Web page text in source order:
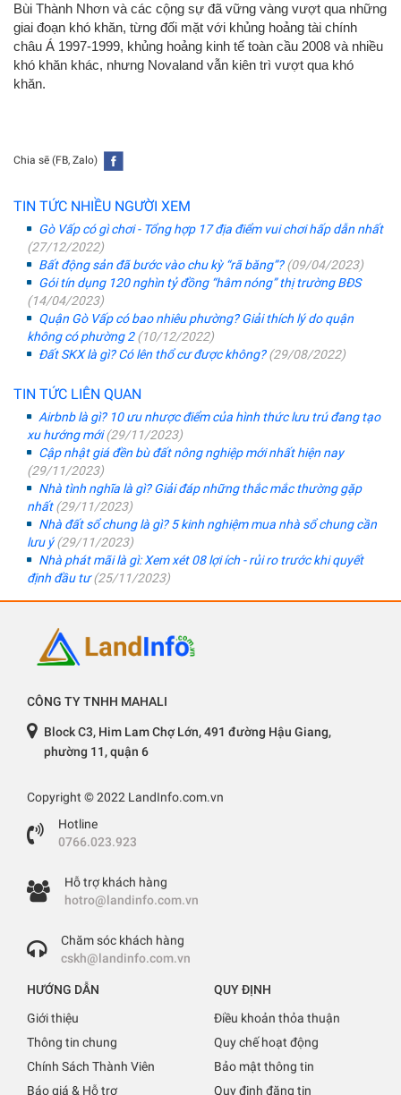
Bùi Thành Nhơn và các cộng sự đã vững vàng vượt qua những
giai đoạn khó khăn, từng đối mặt với khủng hoảng tài chính
châu Á 1997-1999, khủng hoảng kinh tế toàn cầu 2008 và nhiều
khó khăn khác, nhưng Novaland vẫn kiên trì vượt qua khó
khăn.
Chia sẽ (FB, Zalo)
TIN TỨC NHIỀU NGƯỜI XEM
Gò Vấp có gì chơi - Tổng hợp 17 địa điểm vui chơi hấp dẫn nhất
(27/12/2022)
Bất động sản đã bước vào chu kỳ “rã băng”?(09/04/2023)
Gói tín dụng 120 nghìn tỷ đồng “hâm nóng” thị trường BĐS
(14/04/2023)
Quận Gò Vấp có bao nhiêu phường? Giải thích lý do quận
không có phường 2(10/12/2022)
Đất SKX là gì? Có lên thổ cư được không?(29/08/2022)
TIN TỨC LIÊN QUAN
Airbnb là gì? 10 ưu nhược điểm của hình thức lưu trú đang tạo
xu hướng mới(29/11/2023)
Cập nhật giá đền bù đất nông nghiệp mới nhất hiện nay
(29/11/2023)
Nhà tình nghĩa là gì? Giải đáp những thắc mắc thường gặp
nhất(29/11/2023)
Nhà đất sổ chung là gì? 5 kinh nghiệm mua nhà sổ chung cần
lưu ý(29/11/2023)
Nhà phát mãi là gì: Xem xét 08 lợi ích - rủi ro trước khi quyết
định đầu tư(25/11/2023)
CÔNG TY TNHH MAHALI
Block C3, Him Lam Chợ Lớn, 491 đường Hậu Giang,
phường 11, quận 6
Copyright © 2022 LandInfo.com.vn
Hotline
0766.023.923
Hỗ trợ khách hàng
hotro@landinfo.com.vn
Chăm sóc khách hàng
cskh@landinfo.com.vn
HƯỚNG DẪN
Giới thiệu
Thông tin chung
Chính Sách Thành Viên
Báo giá & Hỗ trợ
QUY ĐỊNH
Điều khoản thỏa thuận
Quy chế hoạt động
Bảo mật thông tin
Quy định đăng tin